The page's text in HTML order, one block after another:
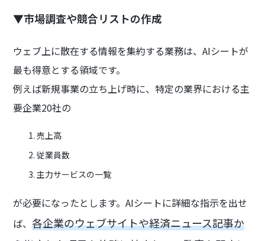
▼市場調査や競合リストの作成
ウェブ上に散在する情報を集約する業務は、AIシートが
最も得意とする領域です。
例えば新規事業の立ち上げ時に、特定の業界における主
要企業20社の
売上高
従業員数
主力サービスの一覧
が必要になったとします。AIシートに詳細な指示を出せ
ば、各企業のウェブサイトや経済ニュース記事か